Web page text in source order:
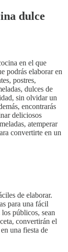
dulce
en el que
podrás elaborar en
postres,
dulces de
sin olvidar un
encontrarás
deliciosos
atemperar
convertirte en un
de elaborar.
para una fácil
públicos, sean
convertirán el
una fiesta de